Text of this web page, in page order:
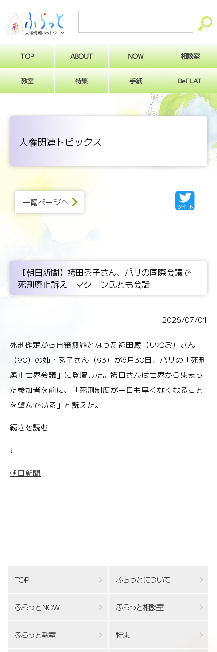
TOP ABOUT NOW 相談室
教室 特集 手紙 BeFLAT
人権関連トピックス
一覧ページへ
【朝日新聞】袴田秀子さん、パリの国際会議で
死刑廃止訴え マクロン氏とも会話
2026/07/01
死刑確定から再審無罪となった袴田巌（いわお）さん
（90）の姉・秀子さん（93）が6月30日、パリの「死刑
廃止世界会議」に登壇した。袴田さんは世界から集まっ
た参加者を前に、「死刑制度が一日も早くなくなること
を望んでいる」と訴えた。
続きを読む
↓
朝日新聞
TOP ふらっとについて
ふらっとNOW ふらっと相談室
ふらっと教室 特集